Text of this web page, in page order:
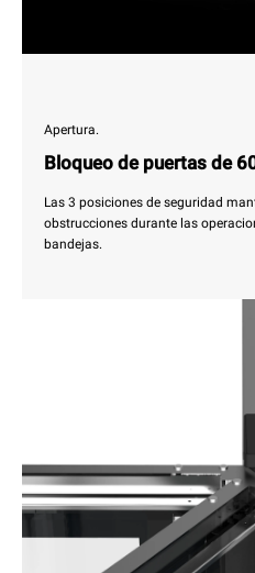
Apertura.
Bloqueo de puertas de
Las 3 posiciones de seguridad
obstrucciones durante las
bandejas.